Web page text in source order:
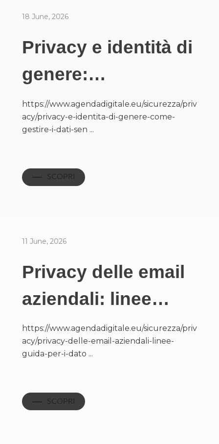
18 June, 2026
Privacy e identità di
genere:…
https://www.agendadigitale.eu/sicurezza/priv
acy/privacy-e-identita-di-genere-come-
gestire-i-dati-sen ...
SCOPRI
11 June, 2026
Privacy delle email
aziendali: linee…
https://www.agendadigitale.eu/sicurezza/priv
acy/privacy-delle-email-aziendali-linee-
guida-per-i-dato ...
SCOPRI